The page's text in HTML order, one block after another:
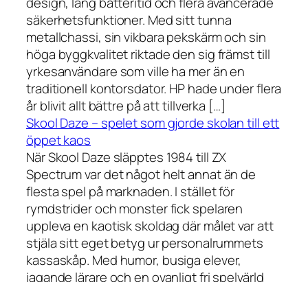
säkerhetsfunktioner. Med sitt tunna
metallchassi, sin vikbara pekskärm och sin
höga byggkvalitet riktade den sig främst till
yrkesanvändare som ville ha mer än en
traditionell kontorsdator. HP hade under flera
år blivit allt bättre på att tillverka […]
Skool Daze – spelet som gjorde skolan till ett
öppet kaos
När Skool Daze släpptes 1984 till ZX
Spectrum var det något helt annat än de
flesta spel på marknaden. I stället för
rymdstrider och monster fick spelaren
uppleva en kaotisk skoldag där målet var att
stjäla sitt eget betyg ur personalrummets
kassaskåp. Med humor, busiga elever,
jagande lärare och en ovanligt fri spelvärld